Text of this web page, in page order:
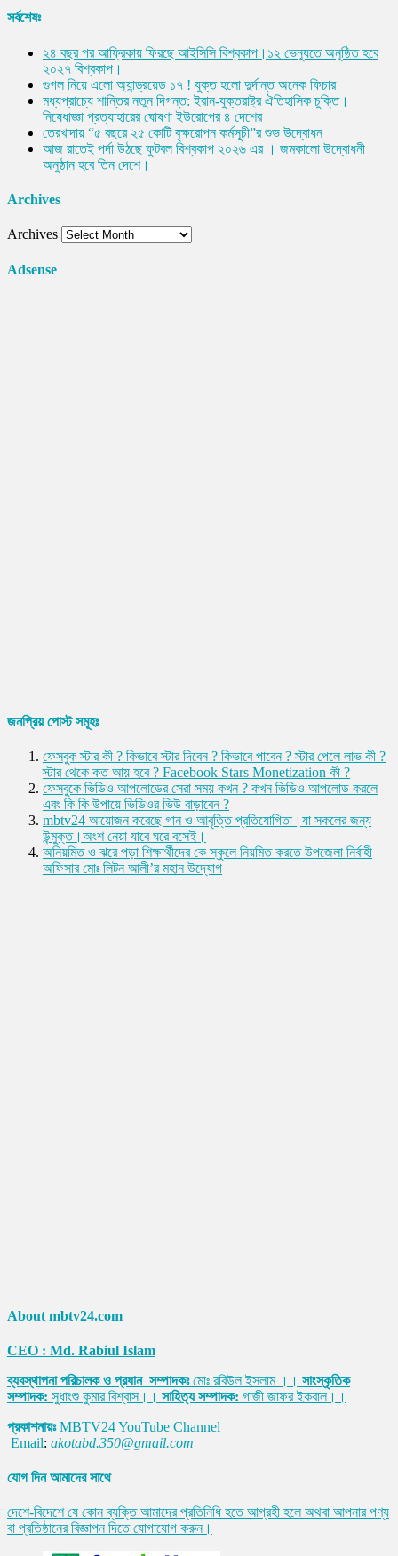
সর্বশেষঃ
২৪ বছর পর আফ্রিকায় ফিরছে আইসিসি বিশ্বকাপ।১২ ভেন্যুতে অনুষ্ঠিত হবে
২০২৭ বিশ্বকাপ।
গুগল নিয়ে এলো অ্যান্ড্রয়েড ১৭ ! যুক্ত হলো দুর্দান্ত অনেক ফিচার
মধ্যপ্রাচ্যে শান্তির নতুন দিগন্ত: ইরান-যুক্তরাষ্ট্র ঐতিহাসিক চুক্তি।
নিষেধাজ্ঞা প্রত্যাহারের ঘোষণা ইউরোপের ৪ দেশের
তেরখাদায় “৫ বছরে ২৫ কোটি বৃক্ষরোপন কর্মসূচী”র শুভ উদ্বোধন
আজ রাতেই পর্দা উঠছে ফুটবল বিশ্বকাপ ২০২৬ এর । জমকালো উদ্বোধনী
অনুষ্ঠান হবে তিন দেশে।
Archives
Archives
Adsense
জনপ্রিয় পোস্ট সমূহঃ
ফেসবুক স্টার কী ? কিভাবে স্টার দিবেন ? কিভাবে পাবেন ? স্টার পেলে লাভ কী ?
স্টার থেকে কত আয় হবে ? Facebook Stars Monetization কী ?
ফেসবুকে ভিডিও আপলোডের সেরা সময় কখন ? কখন ভিডিও আপলোড করলে
এবং কি কি উপায়ে ভিডিওর ভিউ বাড়াবেন ?
mbtv24 আয়োজন করেছে গান ও আবৃত্তি প্রতিযোগিতা।যা সকলের জন্য
উন্মুক্ত।অংশ নেয়া যাবে ঘরে বসেই।
অনিয়মিত ও ঝরে পড়া শিক্ষার্থীদের কে স্কুলে নিয়মিত করতে উপজেলা নির্বাহী
অফিসার মোঃ লিটন আলী’র মহান উদ্যোগ
About mbtv24.com
CEO : Md. Rabiul Islam
ব্যবস্থাপনা পরিচালক ও প্রধান সম্পাদকঃমোঃ রবিউল ইসলাম ।। সাংস্কৃতিক
সম্পাদক: সুধাংশু কুমার বিশ্বাস।। সাহিত্য সম্পাদক: গাজী জাফর ইকবাল।।
প্রকাশনায়ঃMBTV24 YouTube Channel
Email: akotabd.350@gmail.com
যোগ দিন আমাদের সাথে
দেশে-বিদেশে যে কোন ব্যক্তি আমাদের প্রতিনিধি হতে আগ্রহী হলে অথবা আপনার পণ্য
বা প্রতিষ্ঠানের বিজ্ঞাপন দিতে যোগাযোগ করুন।